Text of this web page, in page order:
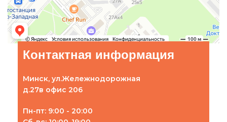
Контактная информация
Минск, ул.Жележнодорожная
д.27в офис 206
Пн-пт: 9:00 - 20:00